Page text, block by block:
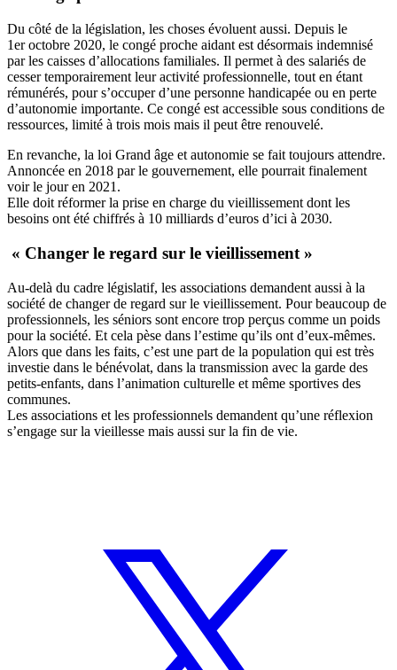
Du côté de la législation, les choses évoluent aussi. Depuis le
1er octobre 2020, le congé proche aidant est désormais indemnisé
par les caisses d’allocations familiales. Il permet à des salariés de
cesser temporairement leur activité professionnelle, tout en étant
rémunérés, pour s’occuper d’une personne handicapée ou en perte
d’autonomie importante. Ce congé est accessible sous conditions de
ressources, limité à trois mois mais il peut­ être renouvelé.
En revanche, la loi Grand âge et autonomie se fait toujours attendre.
Annoncée en 2018 par le gouvernement, elle pourrait finalement
voir le jour en 2021.
Elle doit réformer la prise en charge du vieillissement dont les
besoins ont été chiffrés à 10 milliards d’euros d’ici à 2030.
« Changer le regard sur le vieillissement »
Au-delà du cadre législatif, les associations demandent aussi à la
société de changer de regard sur le vieillissement. Pour beaucoup de
professionnels, les séniors sont encore trop perçus comme un poids
pour la société. Et cela pèse dans l’estime qu’ils ont d’eux-mêmes.
Alors que dans les faits, c’est une part de la population qui est très
investie dans le bénévolat, dans la transmission avec la garde des
petits-enfants, dans l’animation culturelle et même sportives des
communes.
Les associations et les professionnels demandent qu’une réflexion
s’engage sur la vieillesse mais aussi sur la fin de vie.